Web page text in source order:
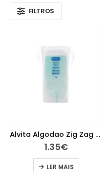
FILTROS
Alvita Algodao Zig Zag 50g
1.35€
LER MAIS